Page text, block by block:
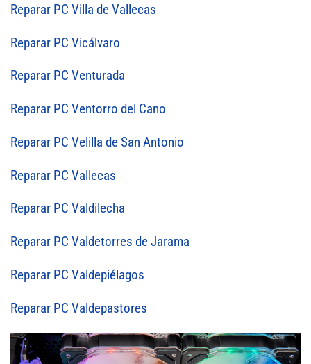
Reparar PC Villa de Vallecas
Reparar PC Vicálvaro
Reparar PC Venturada
Reparar PC Ventorro del Cano
Reparar PC Velilla de San Antonio
Reparar PC Vallecas
Reparar PC Valdilecha
Reparar PC Valdetorres de Jarama
Reparar PC Valdepiélagos
Reparar PC Valdepastores